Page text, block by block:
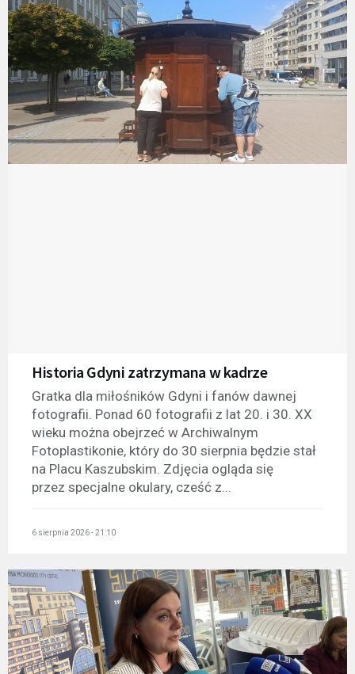
Historia Gdyni zatrzymana w kadrze
Gratka dla miłośników Gdyni i fanów dawnej
fotografii. Ponad 60 fotografii z lat 20. i 30. XX
wieku można obejrzeć w Archiwalnym
Fotoplastikonie, który do 30 sierpnia będzie stał
na Placu Kaszubskim. Zdjęcia ogląda się
przez specjalne okulary, cześć z...
6 sierpnia 2026 - 21:10